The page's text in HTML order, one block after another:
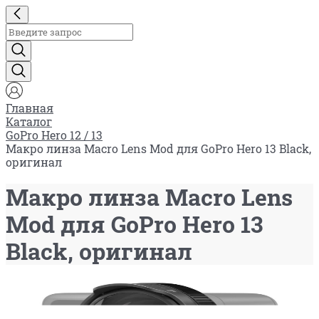
Главная
Каталог
GoPro Hero 12 / 13
Макро линза Macro Lens Mod для GoPro Hero 13 Black,
оригинал
Макро линза Macro Lens
Mod для GoPro Hero 13
Black, оригинал